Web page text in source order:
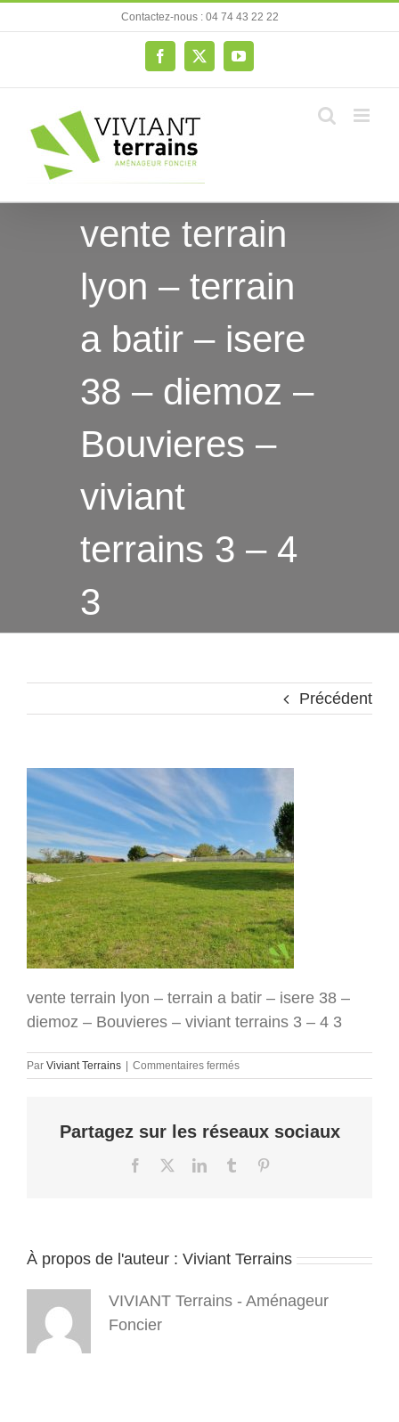
au
Contactez-nous : 04 74 43 22 22
Facebook
X YouTube
vente terrain
lyon – terrain
a batir – isere
38 – diemoz –
Bouvieres –
viviant
terrains 3 – 4
3
Précédent
vente terrain lyon – terrain a batir – isere 38 –
diemoz – Bouvieres – viviant terrains 3 – 4 3
Par Viviant Terrains Commentaires ferméssur
vente
–
diemoz
–
Partagez sur les réseaux sociaux
Facebook LinkedInTumblr
À propos de l'auteur : Viviant Terrains
VIVIANT Terrains - Aménageur
Foncier